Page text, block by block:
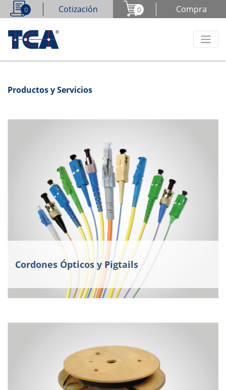
0 Compra
0 Cotización
Productos y Servicios
Cordones Ópticos y Pigtails